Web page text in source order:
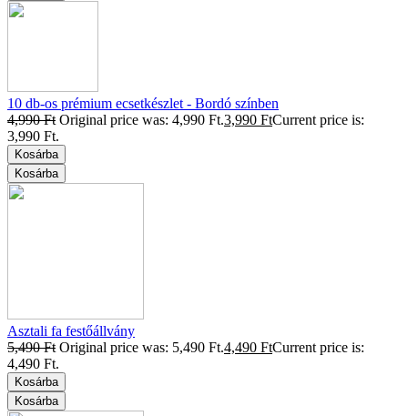
10 db-os prémium ecsetkészlet - Bordó színben
4,990Ft Original price was: 4,990 Ft.3,990 FtCurrent price is:
3,990 Ft.
Kosárba
Kosárba
Asztali fa festőállvány
5,490Ft Original price was: 5,490 Ft.4,490 FtCurrent price is:
4,490 Ft.
Kosárba
Kosárba